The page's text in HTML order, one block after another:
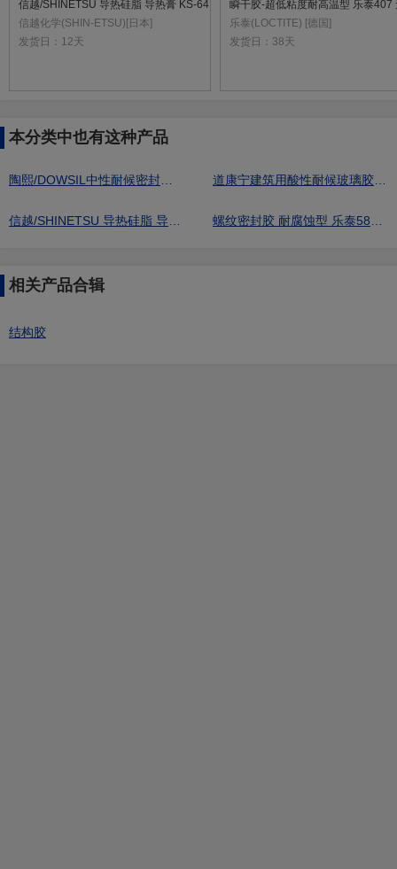
信越/SHINETSU 导热硅脂 导热膏 KS-64
信越化学(SHIN-ETSU)[日本]
发货日： 12天
乐泰(LOCTITE) [德国]
发货日： 38天
本分类中也有这种产品
相关产品合辑
结构胶